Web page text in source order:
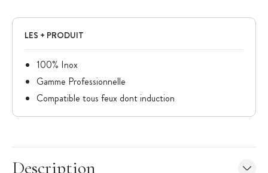
LES + PRODUIT
100% Inox
Gamme Professionnelle
Compatible tous feux dont induction
Description